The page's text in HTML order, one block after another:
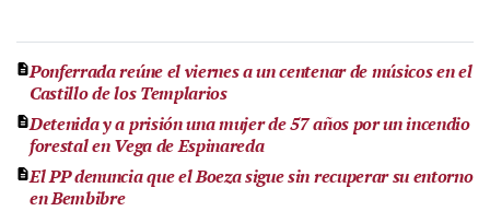
Ponferrada reúne el viernes a un centenar de músicos en el
Castillo de los Templarios
Detenida y a prisión una mujer de 57 años por un incendio
forestal en Vega de Espinareda
El PP denuncia que el Boeza sigue sin recuperar su entorno
en Bembibre